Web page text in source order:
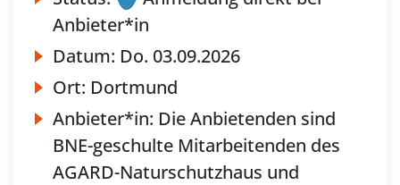
Anbieter*in
Datum: Do. 03.09.2026
Ort: Dortmund
Anbieter*in: Die Anbietenden sind
BNE-geschulte Mitarbeitenden des
AGARD-Naturschutzhaus und